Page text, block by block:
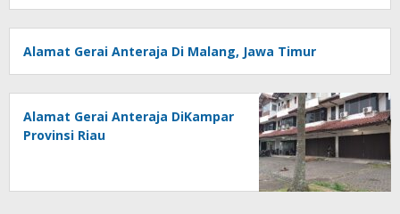
Alamat Gerai Anteraja Di Malang, Jawa Timur
Alamat Gerai Anteraja DiKampar
Provinsi Riau